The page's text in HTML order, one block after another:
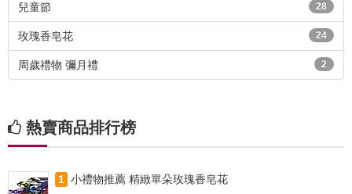
兒童節 28
玫瑰香皂花 24
周歲禮物 彌月禮 2
熱賣商品排行榜
1 小禮物推薦 精緻單朵玫瑰香皂花